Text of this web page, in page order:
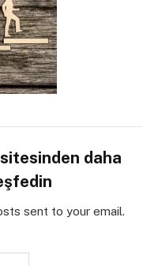
daha
sent to your email.